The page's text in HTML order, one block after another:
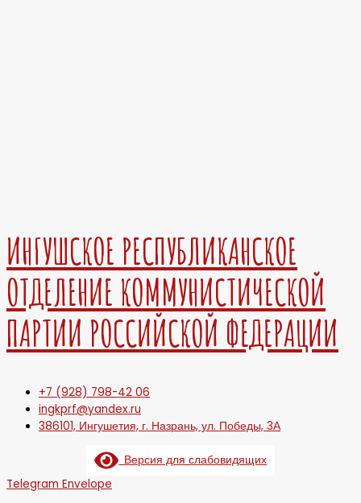
ИНГУШСКОЕ РЕСПУБЛИКАНСКОЕ
ОТДЕЛЕНИЕ КОММУНИСТИЧЕСКОЙ
ПАРТИИ РОССИЙСКОЙ ФЕДЕРАЦИИ
+7 (928) 798-42 06
ingkprf@yandex.ru
386101, Ингушетия, г. Назрань, ул. Победы, 3А
Версия для слабовидящих
Telegram Envelope